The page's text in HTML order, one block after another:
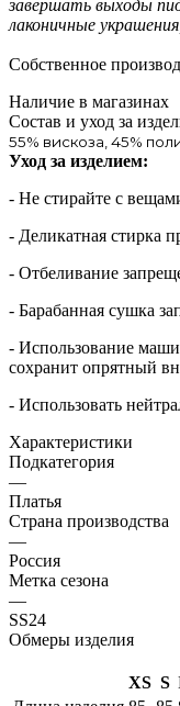
завершать выходы
лаконичные
Собственное
Наличие в магазинах
Состав и уход за
55% вискоза, 45%
Уход за изделием:
- Не стирайте с
- Деликатная стирка
- Отбеливание
- Барабанная сушка
- Использование
сохранит опрятный
- Использовать
Характеристики
Подкатегория
—
Платья
Страна производства
—
Россия
Метка сезона
—
SS24
Обмеры изделия
XS S